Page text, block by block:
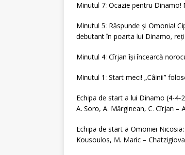
Minutul 7: Ocazie pentru
Minutul 5: Răspunde și Omonia!
debutant în poarta lui Dinamo,
Minutul 4: Cîrjan își încearcă
Minutul 1: Start meci! „Câinii”
Echipa de start a lui Dinamo (4-4-
A. Soro, A. Mărginean, C. Cîrjan –
Echipa de start a Omoniei
Kousoulos, M. Maric –